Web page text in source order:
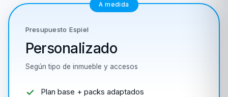
A medida
Presupuesto Espiel
Personalizado
Según tipo de inmueble y accesos
Plan base + packs adaptados